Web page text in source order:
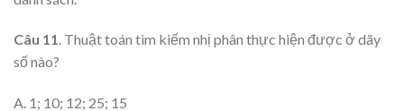
Câu 11. Thuật toán tìm kiếm nhị phân thực hiện được ở dãy
số nào?
A. 1; 10; 12; 25; 15